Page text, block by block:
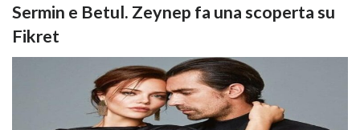
Sermin e Betul. Zeynep fa una scoperta su
Fikret